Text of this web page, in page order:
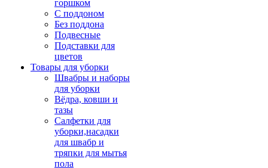
горшком
С поддоном
Без поддона
Подвесные
Подставки для
цветов
Товары для уборки
Швабры и наборы
для уборки
Вёдра, ковши и
тазы
Салфетки для
уборки,насадки
для швабр и
тряпки для мытья
пола